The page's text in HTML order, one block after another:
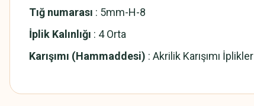
Tığ numarası : 5mm-H-8
İplik Kalınlığı : 4 Orta
Karışımı (Hammaddesi) : Akrilik Karışımı İplikler